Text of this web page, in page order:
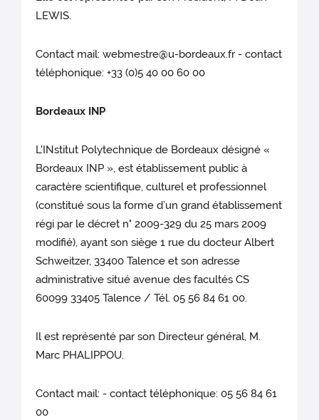
LEWIS.
Contact mail: webmestre@u-bordeaux.fr - contact
téléphonique: +33 (0)5 40 00 60 00
Bordeaux INP
L'INstitut Polytechnique de Bordeaux désigné «
Bordeaux INP », est établissement public à
caractère scientifique, culturel et professionnel
(constitué sous la forme d’un grand établissement
régi par le décret n° 2009-329 du 25 mars 2009
modifié), ayant son siège 1 rue du docteur Albert
Schweitzer, 33400 Talence et son adresse
administrative situé avenue des facultés CS
60099 33405 Talence / Tél. 05 56 84 61 00.
Il est représenté par son Directeur général, M.
Marc PHALIPPOU.
Contact mail: - contact téléphonique: 05 56 84 61
00